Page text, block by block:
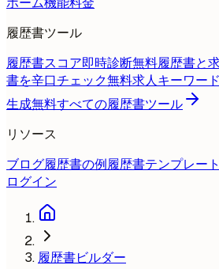
履歴書ツール
履歴書スコア即時診断無料履歴書と
書を辛口チェック無料求人キーワー
生成無料すべての履歴書ツール
リソース
ブログ履歴書の例履歴書テンプレート
ログイン
履歴書ビルダー